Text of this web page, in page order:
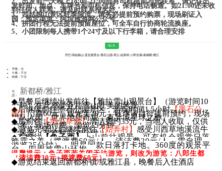
发时间、地点、车牌号和司机信息，保持电话畅通。如21:00还未收
到任何人联系，请及时联系报名处。
3、四姑娘山景区旺季限流，请务必提前预约购票，现场刷证入
园；预定渠道：阿坝旅游网公众号
4、拼团行程无法提前预留座位，可全车自行协商轮流换座。
5、小团限制每人携带1个24寸及以下行李箱，请合理安排
第2天
丹巴/四姑娘山-亚拉观景台-墨石公园-塔公-姑弄村-八郎生都-新都桥/雅江
早餐：含
午餐：不含
晚餐：不含
住
宿：
新都桥/雅江
行
程：
◆早餐后继续出发前往【雅拉雪山观景台】 （游览时间10
分钟）在此感受亚拉雪山壮美的风景，
◆后继续前往墨石公园景区，游玩时间1.5小时【墨石公
园】门票60元，观光车20元，旺季请自行提前预约，现场
排队入园。世界地质奇观，有异域星球之称。
◆后前往【塔公草原】清洁费约35元，当地人收取，仅供
参考，现场付费，游览15分钟。
◆游览完毕以后继续前往【姑弄村】感受川西草地溪流牛
羊风景（游览时间20分钟）
◆后前往【鱼子西】上山前往观景。可有机会观赏日落
晚霞之美（摆渡费60元/人，清洁费30元/人，需自理，
游览35分钟）。明星同款日落打卡地。360度的观景平
台，四周被雪山环抱。
温馨提示：鱼子西若关闭无法游览，则改为游览：八郎生都
（清洁费30元+摆渡费60元）
◆游览结束返回新都桥镇/或雅江县，晚餐后入住酒店